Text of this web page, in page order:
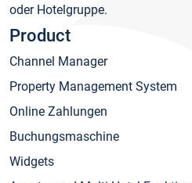
oder Hotelgruppe.
Product
Channel Manager
Property Management System
Online Zahlungen
Buchungsmaschine
Widgets